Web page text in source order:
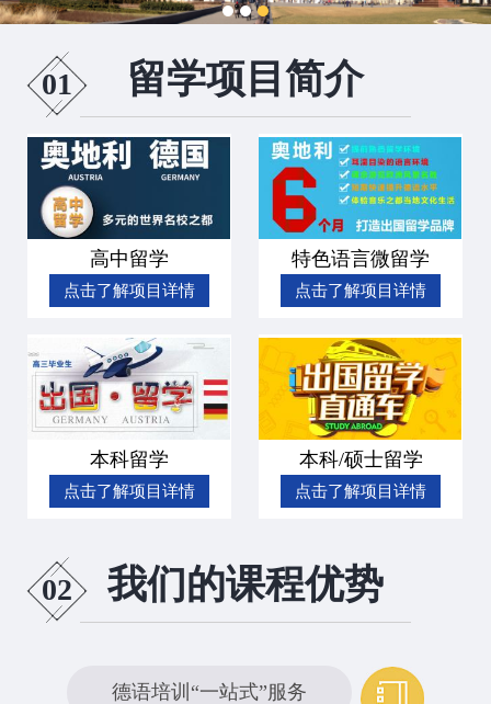
01 留学项目简介
高中留学
点击了解项目详情
特色语言微留学
点击了解项目详情
本科留学
点击了解项目详情
本科/硕士留学
点击了解项目详情
02 我们的课程优势
德语培训“一站式”服务